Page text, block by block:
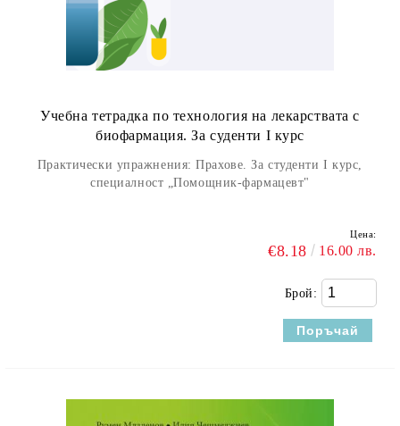
Учебна тетрадка по технология на лекарствата с
биофармация. За суденти I курс
Практически упражнения: Прахове. За студенти I курс,
специалност „Помощник-фармацевт"
Цена:
€8.18 16.00 лв.
Брой: